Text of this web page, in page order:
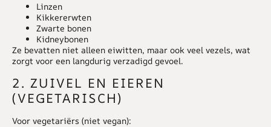
Linzen
Kikkererwten
Zwarte bonen
Kidneybonen
Ze bevatten niet alleen eiwitten, maar ook veel vezels, wat
zorgt voor een langdurig verzadigd gevoel.
2. ZUIVEL EN EIEREN
(VEGETARISCH)
Voor vegetariërs (niet vegan):